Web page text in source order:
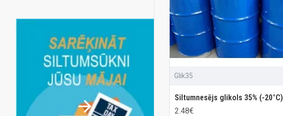
Glik35
Siltumnesējs glikols 35% (-20°C)
2.48€